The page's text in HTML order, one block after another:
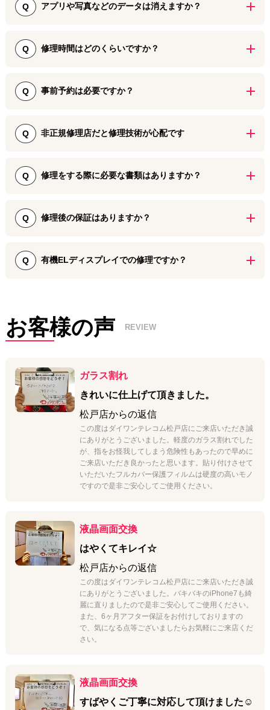
Q アプリや写真などのデータは消えますか？
密機器の修理ですのでデータ消失の可能性はありますが、松戸エリ
アで年間1000台以上の修理を承っている中でデータが消えてしまっ
修理前にiTunesやiCloudなどにバックアップをしていただくことを
お勧めいたします。
Q 修理時間はどのくらいですか？
理は20分〜、水濡れや水没復旧は180分〜。iPad修理はiPhoneより
長めにお時間をいただきます。
Q 事前予約は必要ですか？
欠品している場合や混み合っていて通常よりお時間をいただく場合
などもございますので、最短時間での修理をご希望の際はお電話な
Q 非正規修理店だと修理技術が心配です
現在)】のスタッフが一台一台丁寧に修理いたします。また、基板修
理やリンゴループなど修理店が限られる重大故障の修理も承ってお
Q 修理をする際に必要な書類はありますか？
は必要ございませんのでご安心ください。また、未成年の方が修理
を受けられる際も委任状などは不要です。
Q 修理後の保証はありますか？
メラなど各パーツには3ヶ月間の保証をお付けしております。保証期
間内に万が一初期不良が発生した場合は無料交換対応をさせていた
Q 有機ELディスプレイでの修理ですか？
お客様の声 REVIEW
ガラス割れ
きれいに仕上げて頂きました。
松戸店からの返信
この度はダイワンテレコム松戸店にご来店いただき誠
にありがとうございました。軽度のガラス割れでした
が、指をお怪我してしまう危険性もあったので早めに
ご来店いただき良かったと思います。貼り付けさせて
いただいたフルカバー保護フィルムは硬度の高いモノ
ですので是非ご安心してご使用ください。
液晶画面交換
はやくてキレイ☆
松戸店からの返信
この度はダイワンテレコム松戸店にご来店いただき誠
にありがとうございました。バキバキのiPhone7も綺
麗に直りましたので是非ご安心してご使用ください。
また、6ヶ月アフター保証をお付けしておりますの
で、気になる点等ございましたらお気軽にご来店くだ
さい。
液晶画面交換
すばやくご丁寧に対応して頂けました☺